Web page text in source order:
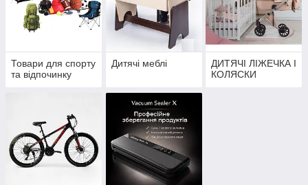
Товари для спорту
та відпочинку
Дитячі меблі
ДИТЯЧІ ЛІЖЕЧКА І
КОЛЯСКИ